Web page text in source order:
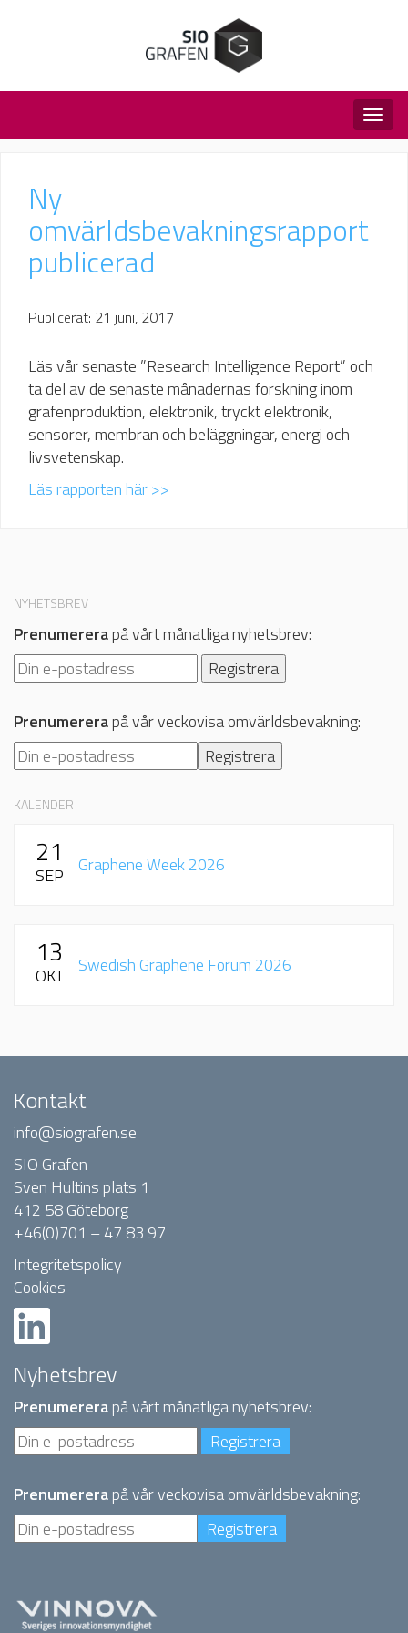
Ny
omvärldsbevakningsrapport
publicerad
Publicerat: 21 juni, 2017
Läs vår senaste ”Research Intelligence Report” och
ta del av de senaste månadernas forskning inom
grafenproduktion, elektronik, tryckt elektronik,
sensorer, membran och beläggningar, energi och
livsvetenskap.
Läs rapporten här >>
NYHETSBREV
Prenumererapå vårt månatliga nyhetsbrev:
Prenumererapå vår veckovisa omvärldsbevakning:
KALENDER
21
SEP Graphene Week 2026
13
OKT Swedish Graphene Forum 2026
Kontakt
info@siografen.se
SIO Grafen
Sven Hultins plats 1
412 58 Göteborg
+46(0)701 – 47 83 97
Integritetspolicy
Cookies
Nyhetsbrev
Prenumererapå vårt månatliga nyhetsbrev:
Prenumererapå vår veckovisa omvärldsbevakning: